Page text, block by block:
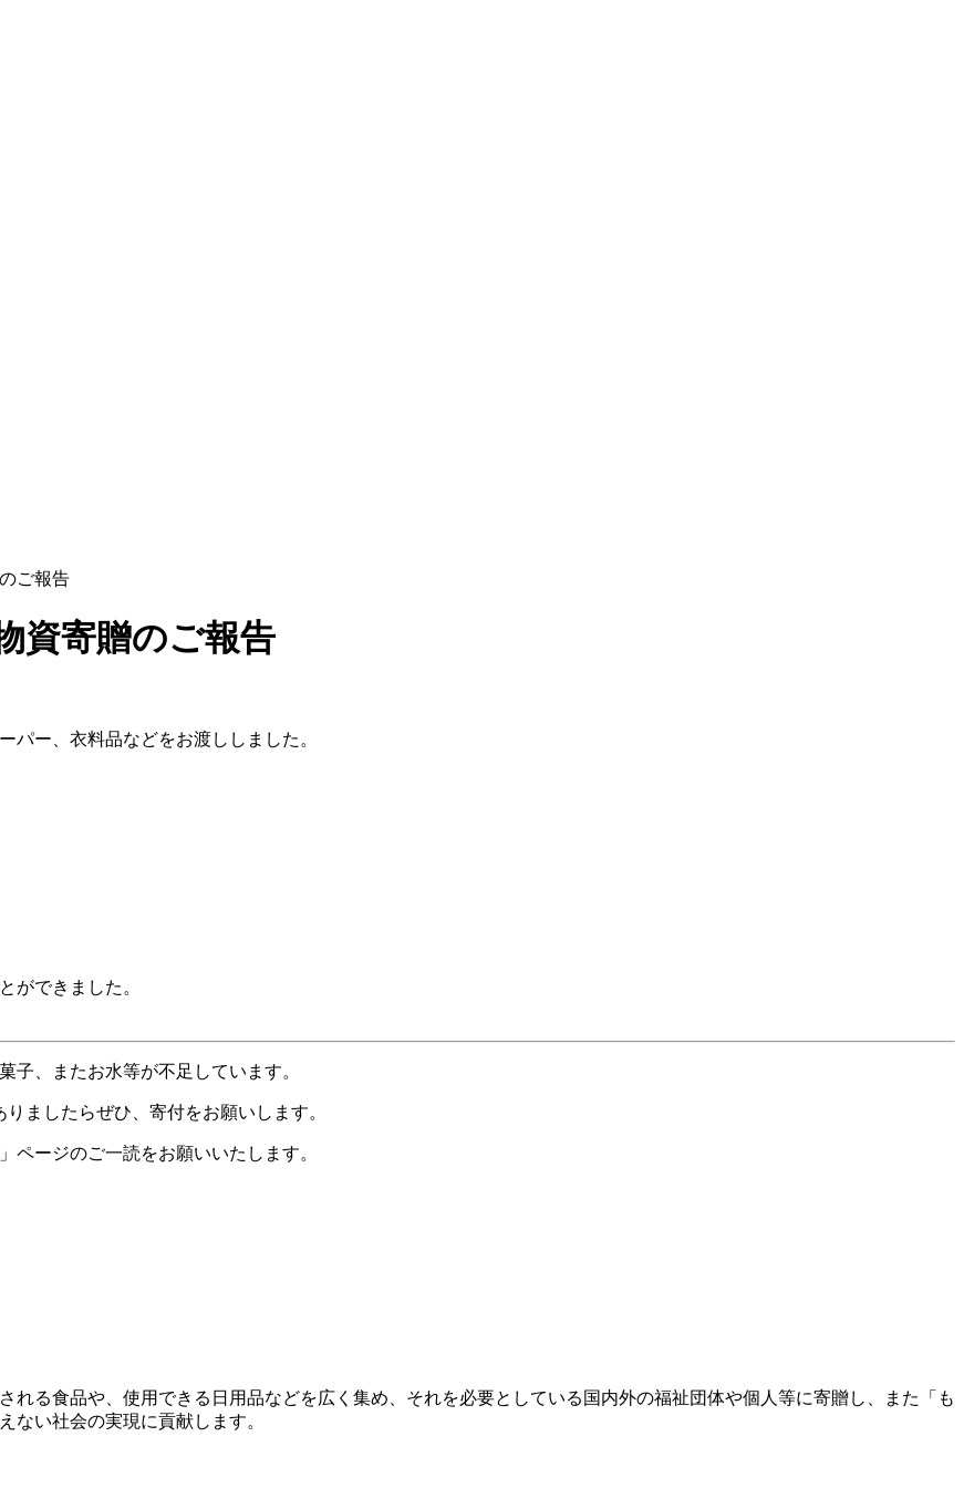
ご報告
資寄贈のご報告
パー、衣料品などをお渡ししました。
ができました。
子、またお水等が不足しています。
ましたらぜひ、寄付をお願いします。
」ページのご一読をお願いいたします。
れる食品や、使用できる日用品などを広く集め、それを必要としている国内外の福祉団体や個人等に寄贈し、また「も
ない社会の実現に貢献します。